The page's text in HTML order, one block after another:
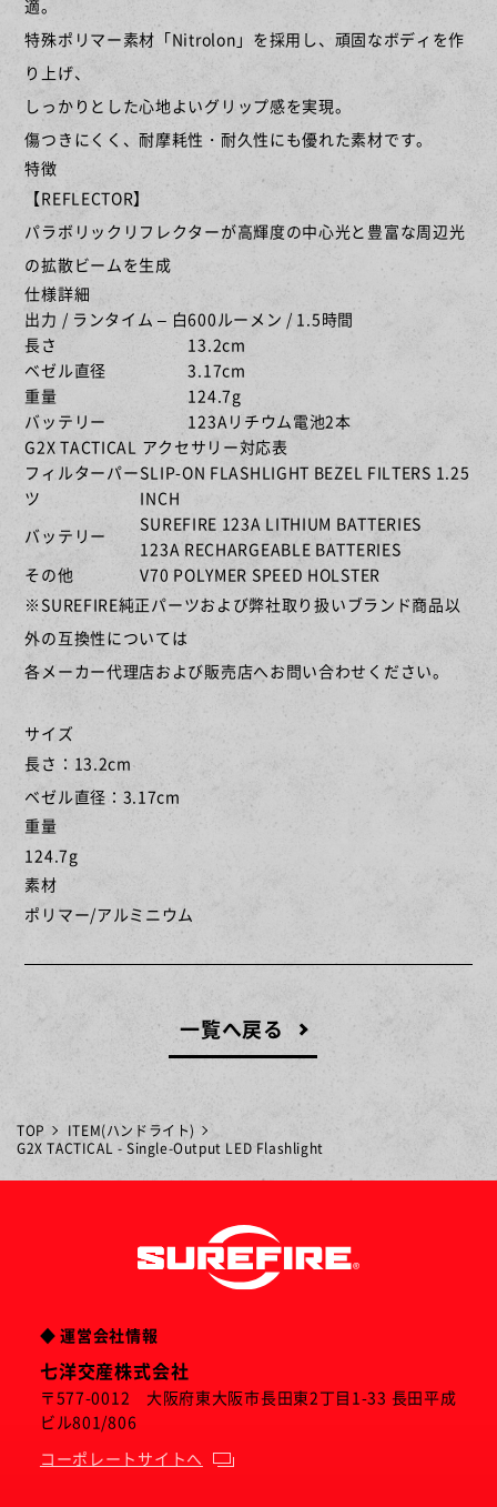
ヘッドライト
自衛隊・法執行機関
限定商品
[サプレッサー][ハイダー]
[サイト][IR][レーザー発光]
適。
特殊ポリマー素材「Nitrolon」を採用し、頑固なボディを作
り上げ、
しっかりとした心地よいグリップ感を実現。
傷つきにくく、耐摩耗性・耐久性にも優れた素材です。
特徴
【REFLECTOR】
パラボリックリフレクターが高輝度の中心光と豊富な周辺光
の拡散ビームを生成
仕様詳細
出力 / ランタイム – 白600ルーメン / 1.5時間
長さ
13.2cm
ベゼル直径
3.17cm
重量
124.7g
バッテリー
123Aリチウム電池2本
G2X TACTICAL アクセサリー対応表
フィルターパー
ツ
SLIP-ON FLASHLIGHT BEZEL FILTERS 1.25
INCH
バッテリー
SUREFIRE 123A LITHIUM BATTERIES
123A RECHARGEABLE BATTERIES
その他
V70 POLYMER SPEED HOLSTER
※SUREFIRE純正パーツおよび弊社取り扱いブランド商品以
外の互換性については
各メーカー代理店および販売店へお問い合わせください。
サイズ
長さ：13.2cm
ベゼル直径：3.17cm
重量
124.7g
素材
ポリマー/アルミニウム
一覧へ戻る
TOP
ITEM(ハンドライト)
G2X TACTICAL - Single-Output LED Flashlight
◆ 運営会社情報
七洋交産株式会社
〒577-0012 大阪府東大阪市長田東2丁目1-33 長田平成
ビル801/806
コーポレートサイトへ